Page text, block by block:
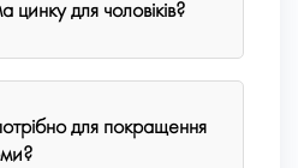
для чоловіків?
для покращення